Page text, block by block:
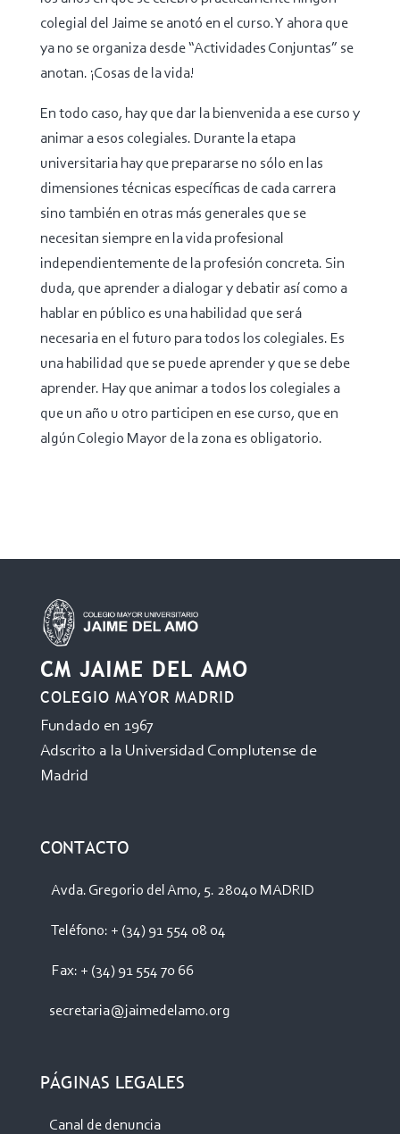
colegial del Jaime se anotó en el curso. Y ahora que
ya no se organiza desde “Actividades Conjuntas” se
anotan. ¡Cosas de la vida!
En todo caso, hay que dar la bienvenida a ese curso y
animar a esos colegiales. Durante la etapa
universitaria hay que prepararse no sólo en las
dimensiones técnicas específicas de cada carrera
sino también en otras más generales que se
necesitan siempre en la vida profesional
independientemente de la profesión concreta. Sin
duda, que aprender a dialogar y debatir así como a
hablar en público es una habilidad que será
necesaria en el futuro para todos los colegiales. Es
una habilidad que se puede aprender y que se debe
aprender. Hay que animar a todos los colegiales a
que un año u otro participen en ese curso, que en
algún Colegio Mayor de la zona es obligatorio.
CM JAIME DEL AMO
COLEGIO MAYOR MADRID
Fundado en 1967
Adscrito a la Universidad Complutense de
Madrid
CONTACTO
Avda. Gregorio del Amo, 5. 28040 MADRID
Teléfono: + (34) 91 554 08 04
Fax: + (34) 91 554 70 66
secretaria@jaimedelamo.org
PÁGINAS LEGALES
Canal de denuncia